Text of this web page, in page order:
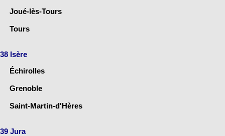
Joué-lès-Tours
Tours
38 Isère
Échirolles
Grenoble
Saint-Martin-d'Hères
39 Jura